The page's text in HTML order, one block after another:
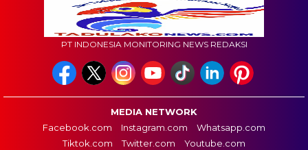
PT INDONESIA MONITORING NEWS REDAKSI
MEDIA NETWORK
Facebook.com
Instagram.com
Whatsapp.com
Tiktok.com
Twitter.com Youtube.com